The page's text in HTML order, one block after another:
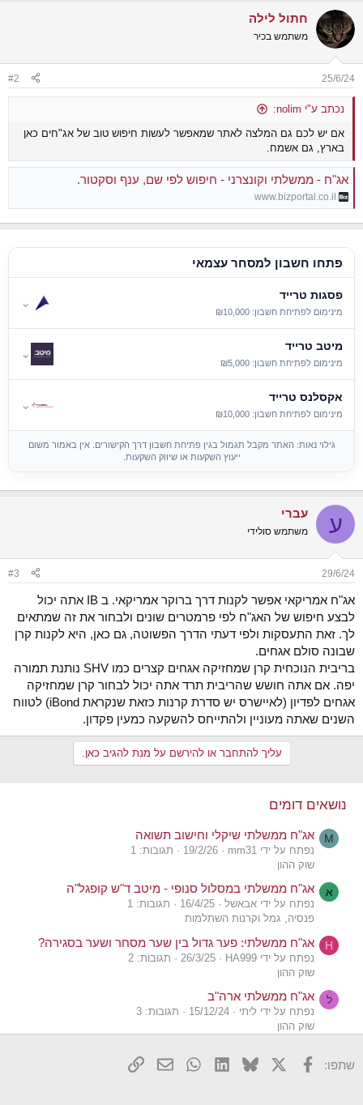
חתול לילה
משתמש בכיר
25/6/24
#2
נכתב ע"י nolim:
אם יש לכם גם המלצה לאתר שמאפשר לעשות חיפוש טוב של אג"חים כאן
בארץ, גם אשמח.
אג"ח - ממשלתי וקונצרני - חיפוש לפי שם, ענף וסקטור.
www.bizportal.co.il
פתחו חשבון למסחר עצמאי
פסגות טרייד
מינימום לפתיחת חשבון: ₪10,000
⌄
מיטב טרייד
מינימום לפתיחת חשבון: ₪5,000
⌄
אקסלנס טרייד
מינימום לפתיחת חשבון: ₪10,000
⌄
גילוי נאות: האתר מקבל תגמול בגין פתיחת חשבון דרך הקישורים. אין באמור משום
ייעוץ השקעות או שיווק השקעות.
ע עברי
משתמש סולידי
29/6/24
#3
אג"ח אמריקאי אפשר לקנות דרך ברוקר אמריקאי. ב IB אתה יכול
לבצע חיפוש של האג"ח לפי פרמטרים שונים ולבחור את זה שמתאים
לך. זאת התעסקות ולפי דעתי הדרך הפשוטה, גם כאן, היא לקנות קרן
שבונה סולם אגחים.
בריבית הנוכחית קרן שמחזיקה אגחים קצרים כמו SHV נותנת תמורה
יפה. אם אתה חושש שהריבית תרד אתה יכול לבחור קרן שמחזיקה
אגחים לפדיון (לאיישרס יש סדרת קרנות כזאת שנקראת iBond) לטווח
השנים שאתה מעוניין ולהתייחס להשקעה כמעין פקדון.
עליך להתחבר או להירשם על מנת להגיב כאן.
נושאים דומים
M אג"ח ממשלתי שיקלי וחישוב תשואה
נפתח על ידי mm31 19/2/26
תגובות: 1
שוק ההון
א אג"ח ממשלתי במסלול סנופי - מיטב ד"ש קופגל"ה
נפתח על ידי אבאשל 16/4/25
תגובות: 1
פנסיה, גמל וקרנות השתלמות
H אג"ח ממשלתי: פער גדול בין שער מסחר ושער בסגירה?
נפתח על ידי HA999 26/3/25
תגובות: 2
שוק ההון
ל אג"ח ממשלתי ארה"ב
נפתח על ידי ליתי 15/12/24
תגובות: 3
שוק ההון
נפתח על ידי אלמוג סיסו 19/11/24
תגובות: 7
שתפו: פייסבוק
X
Bluesky
LinkedIn
WhatsApp
דואר אלקטרוני
הוסף קישור